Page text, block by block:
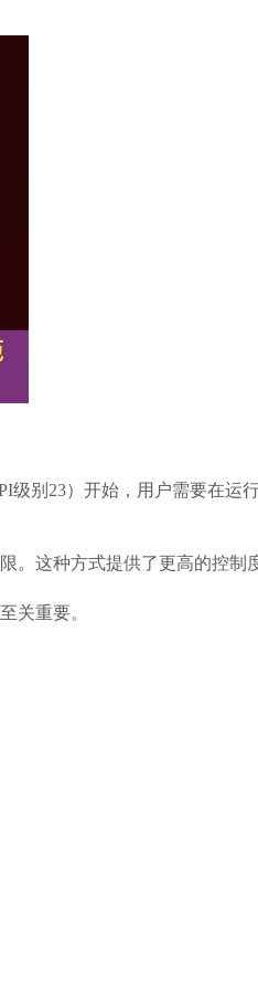
别23）开始，用户需要在运
。这种方式提供了更高的控制
关重要。